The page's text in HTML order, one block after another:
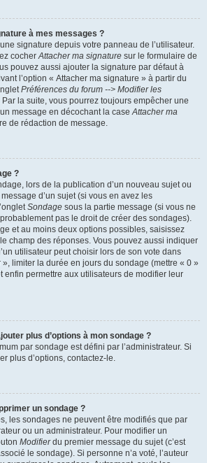
à mes messages ?
signature depuis votre panneau de l’utilisateur.
cocherAttacher ma signature sur le formulaire de
pouvez aussi ajouter la signature par défaut à
l’option « Attacher ma signature » à partir du
Préférences du forum --> Modifier les
Par la suite, vous pourrez toujours empêcher une
message en décochant la caseAttacher ma
de rédaction de message.
?
lors de la publication d’un nouveau sujet ou
d’un sujet (si vous en avez les
Sondage sous la partie message (si vous ne
pas le droit de créer des sondages).
et au moins deux options possibles, saisissez
champ des réponses. Vous pouvez aussi indiquer
utilisateur peut choisir lors de son vote dans
», limiter la durée en jours du sondage (mettre « 0 »
enfin permettre aux utilisateurs de modifier leur
plus d’options à mon sondage ?
par sondage est défini par l’administrateur. Si
plus d’options, contactez-le.
un sondage ?
les sondages ne peuvent être modifiés que par
ou un administrateur. Pour modifier un
Modifierdu premier message du sujet (c’est
le sondage). Si personne n’a voté, l’auteur